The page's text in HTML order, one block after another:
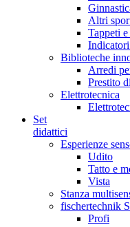
Altri
Tappeti
Biblioteche
Arredi
Prestito
Elettrotecnica
Set
didattici
Esperienze
Udito
Tatto e
Vista
Stanza
fischertechnik
Profi